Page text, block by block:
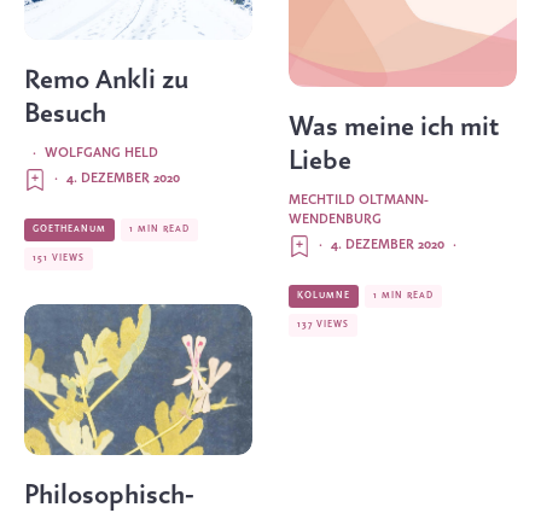
Remo Ankli zu
Besuch
WOLFGANG HELD
·
4. DEZEMBER 2020
·
GOETHEANUM 1 MIN READ
151 VIEWS
Philosophisch-
Was meine ich mit
Liebe
MECHTILD OLTMANN-
WENDENBURG
·
4. DEZEMBER 2020
·
KOLUMNE 1 MIN READ
137 VIEWS